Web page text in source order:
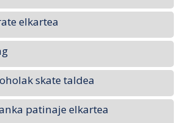
elkartea
skate taldea
patinaje elkartea